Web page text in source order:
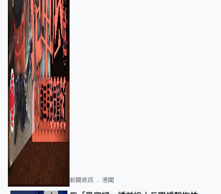
新聞資訊 港聞